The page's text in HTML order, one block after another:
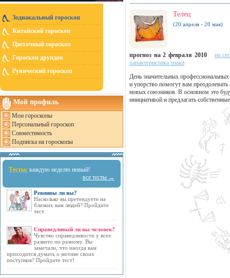
Зодиакальный гороскоп
Китайский гороскоп
Цветочный гороскоп
Гороскоп друидов
Рунический гороскоп
Мой профиль
Мои гороскопы
Персональный гороскоп
Совместимость
Подписка на гороскопы
Тесты: каждую неделю новый!
все тесты →
Ревнивы ли вы?
Насколько вы претендуете на
близких вам людей? Пройдите
тест.
Справедливый ли вы человек?
Чувство справедливости у всех
развито по разному. Вы
замечали, что иногда вам
приходится думать о мотиве своих
поступков? Пройдите тест!
Телец
(20 апреля - 20 мая)
прогноз на 2 февраля 2010
на
характеристика знака
День значительных
и упорство помогут вам
новых союзников. В основном это
инициативой и предлагать